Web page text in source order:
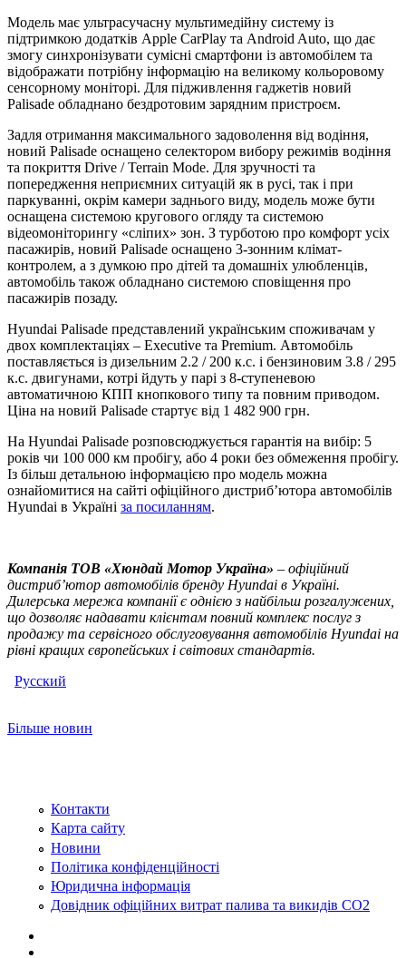
Модель має ультрасучасну мультимедійну систему із
підтримкою додатків Apple CarPlay та Android Auto, що дає
змогу синхронізувати сумісні смартфони із автомобілем та
відображати потрібну інформацію на великому кольоровому
сенсорному моніторі. Для підживлення гаджетів новий
Palisade обладнано бездротовим зарядним пристроєм.
Задля отримання максимального задоволення від водіння,
новий Palisade оснащено селектором вибору режимів водіння
та покриття Drive / Terrain Mode. Для зручності та
попередження неприємних ситуацій як в русі, так і при
паркуванні, окрім камери заднього виду, модель може бути
оснащена системою кругового огляду та системою
відеомоніторингу «сліпих» зон. З турботою про комфорт усіх
пасажирів, новий Palisade оснащено 3-зонним клімат-
контролем, а з думкою про дітей та домашніх улюбленців,
автомобіль також обладнано системою сповіщення про
пасажирів позаду.
Hyundai Palisade представлений українським споживачам у
двох комплектаціях – Executive та Premium. Автомобіль
поставляється із дизельним 2.2 / 200 к.с. і бензиновим 3.8 / 295
к.с. двигунами, котрі йдуть у парі з 8-ступеневою
автоматичною КПП кнопкового типу та повним приводом.
Ціна на новий Palisade стартує від 1 482 900 грн.
На Hyundai Palisade розповсюджується гарантія на вибір: 5
років чи 100 000 км пробігу, або 4 роки без обмеження пробігу.
Із більш детальною інформацією про модель можна
ознайомитися на сайті офіційного дистриб’ютора автомобілів
Hyundai в Україні за посиланням.
Компанія ТOВ «Хюндай Мотор Україна» – офіційний
дистриб’ютор автомобілів бренду Hyundai в Україні.
Дилерська мережа компанії є однією з найбільш розгалужених,
що дозволяє надавати клієнтам повний комплекс послуг з
продажу та сервісного обслуговування автомобілів Hyundai на
рівні кращих європейських і світових стандартів.
Русский
Більше новин
Контакти
Карта сайту
Новини
Політика конфіденційності
Юридична інформація
Довідник офіційних витрат палива та викидів СО2